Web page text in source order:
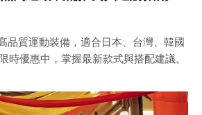
品質運動裝備，適合日本、台灣、韓國
時優惠中，掌握最新款式與搭配建議。